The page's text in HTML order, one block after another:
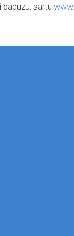
baduzu, sartu